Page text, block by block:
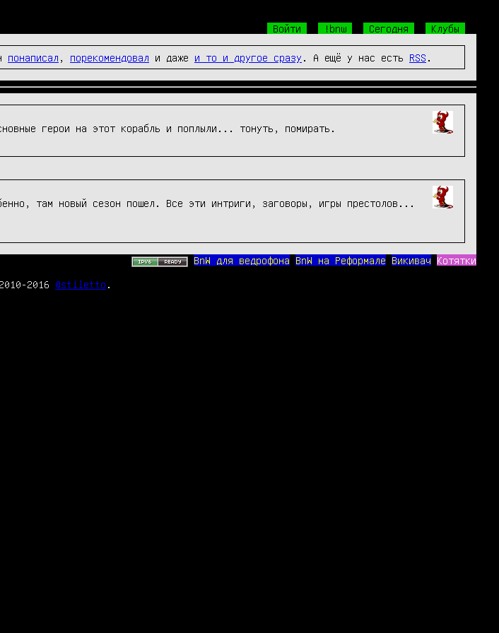
Войти !bnw Сегодня Клубы
понаписал порекомендовал и даже и то и другое сразу . А ещё у нас есть RSS
герои на этот корабль и поплыли... тонуть, помирать.
там новый сезон пошел. Все эти интриги, заговоры, игры престолов...
BnW для ведрофона BnW на Реформале Викивач Котятки
2016 @stiletto